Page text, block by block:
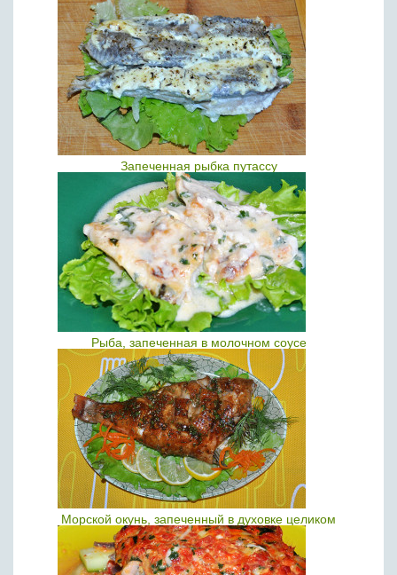
Запеченная рыбка путассу
Рыба, запеченная в молочном соусе
Морской окунь, запеченный в духовке целиком